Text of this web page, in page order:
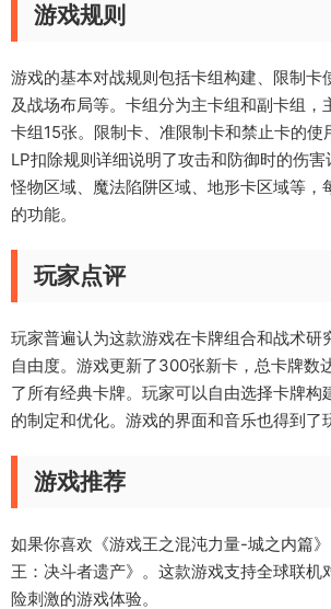
游戏规则
游戏的基本对战规则包括卡组构建、限制卡
及战场布局等。卡组分为主卡组和副卡组，
卡组15张。限制卡、准限制卡和禁止卡的使
LP扣除规则详细说明了攻击和防御时的伤
怪物区域、魔法陷阱区域、地形卡区域等，
的功能。
玩家点评
玩家普遍认为这款游戏在卡牌组合和战术研
自由度。游戏更新了300张新卡，总卡牌数
了所有经典卡牌。玩家可以自由选择卡牌构
的制定和优化。游戏的界面和音乐也得到了
游戏推荐
如果你喜欢《游戏王之混沌力量-城之内篇
王：决斗者遗产》。这款游戏支持全球联机
险刺激的游戏体验。